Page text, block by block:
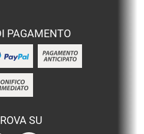
PAGAMENTO
SU